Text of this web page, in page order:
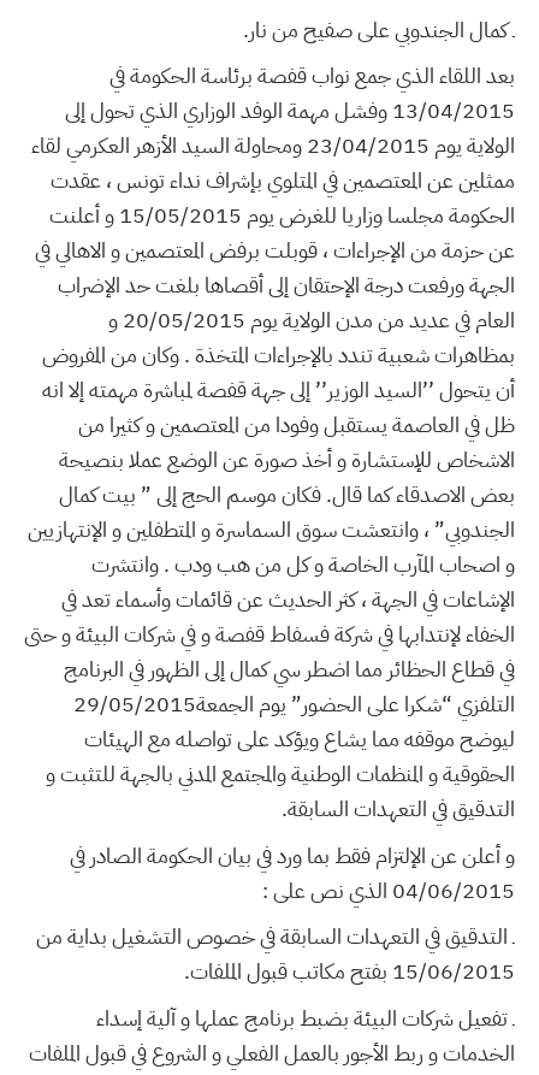
ـ كمال الجندوبي على صفيح من نار.
بعد اللقاء الذي جمع نواب قفصة برئاسة الحكومة في
13/04/2015 وفشل مهمة الوفد الوزاري الذي تحول إلى
الولاية يوم 23/04/2015 ومحاولة السيد الأزهر العكرمي لقاء
ممثلين عن المعتصمين في المتلوي بإشراف نداء تونس ، عقدت
الحكومة مجلسا وزاريا للغرض يوم 15/05/2015 و أعلنت
عن حزمة من الإجراءات ، قوبلت برفض المعتصمين و الاهالي في
الجهة ورفعت درجة الإحتقان إلى أقصاها بلغت حد الإضراب
العام في عديد من مدن الولاية يوم 20/05/2015 و
بمظاهرات شعبية تندد بالإجراءات المتخذة . وكان من المفروض
أن يتحول ’’السيد الوزير’’ إلى جهة قفصة لمباشرة مهمته إلا انه
ظل في العاصمة يستقبل وفودا من المعتصمين و كثيرا من
الاشخاص للإستشارة و أخذ صورة عن الوضع عملا بنصيحة
بعض الاصدقاء كما قال. فكان موسم الحج إلى ” بيت كمال
الجندوبي” ، وانتعشت سوق السماسرة و المتطفلين و الإنتهازيين
و اصحاب المآرب الخاصة و كل من هب ودب . وانتشرت
الإشاعات في الجهة ، كثر الحديث عن قائمات وأسماء تعد في
الخفاء لإنتدابها في شركة فسفاط قفصة و في شركات البيئة و حتى
في قطاع الحظائر مما اضطر سي كمال إلى الظهور في البرنامج
التلفزي “شكرا على الحضور” يوم الجمعة29/05/2015
ليوضح موقفه مما يشاع ويؤكد على تواصله مع الهيئات
الحقوقية و المنظمات الوطنية والمجتمع المدني بالجهة للتثبت و
التدقيق في التعهدات السابقة.
و أعلن عن الإلتزام فقط بما ورد في بيان الحكومة الصادر في
04/06/2015 الذي نص على :
ـ التدقيق في التعهدات السابقة في خصوص التشغيل بداية من
15/06/2015 بفتح مكاتب قبول الملفات.
ـ تفعيل شركات البيئة بضبط برنامج عملها و آلية إسداء
الخدمات و ربط الأجور بالعمل الفعلي و الشروع في قبول الملفات